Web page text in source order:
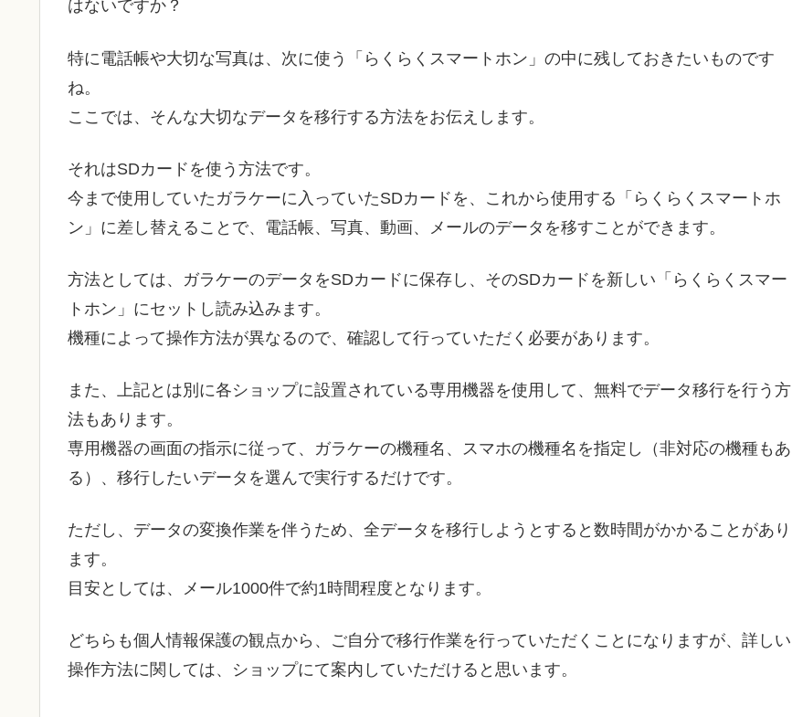
はないですか？
特に電話帳や大切な写真は、次に使う「らくらくスマートホン」の中に残しておきたいものです
ね。
ここでは、そんな大切なデータを移行する方法をお伝えします。
それはSDカードを使う方法です。
今まで使用していたガラケーに入っていたSDカードを、これから使用する「らくらくスマートホ
ン」に差し替えることで、電話帳、写真、動画、メールのデータを移すことができます。
方法としては、ガラケーのデータをSDカードに保存し、そのSDカードを新しい「らくらくスマー
トホン」にセットし読み込みます。
機種によって操作方法が異なるので、確認して行っていただく必要があります。
また、上記とは別に各ショップに設置されている専用機器を使用して、無料でデータ移行を行う方
法もあります。
専用機器の画面の指示に従って、ガラケーの機種名、スマホの機種名を指定し（非対応の機種もあ
る）、移行したいデータを選んで実行するだけです。
ただし、データの変換作業を伴うため、全データを移行しようとすると数時間がかかることがあり
ます。
目安としては、メール1000件で約1時間程度となります。
どちらも個人情報保護の観点から、ご自分で移行作業を行っていただくことになりますが、詳しい
操作方法に関しては、ショップにて案内していただけると思います。